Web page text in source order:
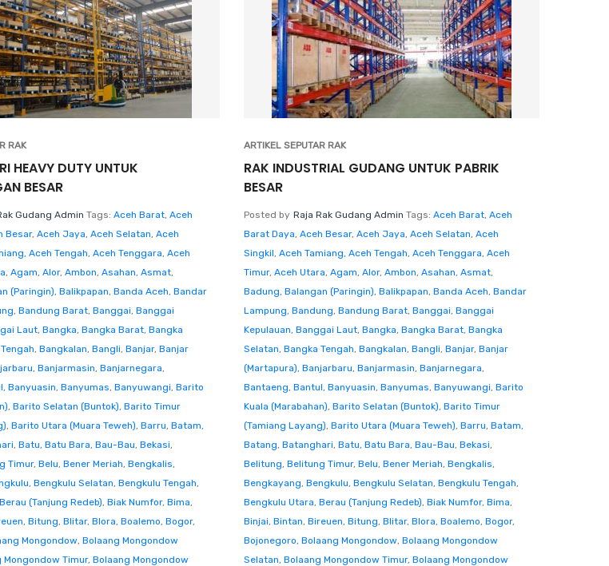
RAK
HEAVY DUTY UNTUK
BESAR
Gudang Admin Tags: Aceh Barat, Aceh
Besar, Aceh Jaya, Aceh Selatan, Aceh
, Aceh Tengah, Aceh Tenggara, Aceh
, Agam, Alor, Ambon, Asahan, Asmat,
(Paringin), Balikpapan, Banda Aceh, Bandar
, Bandung Barat, Banggai, Banggai
Laut, Bangka, Bangka Barat, Bangka
, Bangkalan, Bangli, Banjar, Banjar
, Banjarmasin, Banjarnegara,
, Banyuasin, Banyumas, Banyuwangi, Barito
, Barito Selatan (Buntok), Barito Timur
, Barito Utara (Muara Teweh), Barru, Batam,
, Batu, Batu Bara, Bau-Bau, Bekasi,
Timur, Belu, Bener Meriah, Bengkalis,
, Bengkulu Selatan, Bengkulu Tengah,
Berau (Tanjung Redeb), Biak Numfor, Bima,
, Bitung, Blitar, Blora, Boalemo, Bogor,
Mongondow, Bolaang Mongondow
Mongondow Timur, Bolaang Mongondow
ARTIKEL SEPUTAR RAK
RAK INDUSTRIAL GUDANG UNTUK PABRIK
BESAR
Posted by Raja Rak Gudang Admin Tags: Aceh Barat, Aceh
Barat Daya, Aceh Besar, Aceh Jaya, Aceh Selatan, Aceh
Singkil, Aceh Tamiang, Aceh Tengah, Aceh Tenggara, Aceh
Timur, Aceh Utara, Agam, Alor, Ambon, Asahan, Asmat,
Badung, Balangan (Paringin), Balikpapan, Banda Aceh, Bandar
Lampung, Bandung, Bandung Barat, Banggai, Banggai
Kepulauan, Banggai Laut, Bangka, Bangka Barat, Bangka
Selatan, Bangka Tengah, Bangkalan, Bangli, Banjar, Banjar
(Martapura), Banjarbaru, Banjarmasin, Banjarnegara,
Bantaeng, Bantul, Banyuasin, Banyumas, Banyuwangi, Barito
Kuala (Marabahan), Barito Selatan (Buntok), Barito Timur
(Tamiang Layang), Barito Utara (Muara Teweh), Barru, Batam,
Batang, Batanghari, Batu, Batu Bara, Bau-Bau, Bekasi,
Belitung, Belitung Timur, Belu, Bener Meriah, Bengkalis,
Bengkayang, Bengkulu, Bengkulu Selatan, Bengkulu Tengah,
Bengkulu Utara, Berau (Tanjung Redeb), Biak Numfor, Bima,
Binjai, Bintan, Bireuen, Bitung, Blitar, Blora, Boalemo, Bogor,
Bojonegoro, Bolaang Mongondow, Bolaang Mongondow
Selatan, Bolaang Mongondow Timur, Bolaang Mongondow